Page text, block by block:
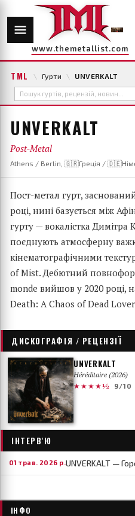
www.themetallist.com
TML \ Гурти \ UNVERKALT
UNVERKALT
Post-Metal
Athens / Berlin, 🇬🇷Греція /
Пост-метал гурт,
році, нині базується між
гурту — вокалістка Димітра
поєднують атмосферну
кінематографічними
of Mist. Дебютний
monde вийшов у 2020 році,
Death: A Chaos of Dead
ДИСКОГРАФІЯ / РЕЦЕНЗІЇ
UNVERKALT
Héréditaire (2026)
★★★★½
9/10
ІНТЕРВ'Ю
01 трав. 2026 р.UNVERKALT —
ІНФО